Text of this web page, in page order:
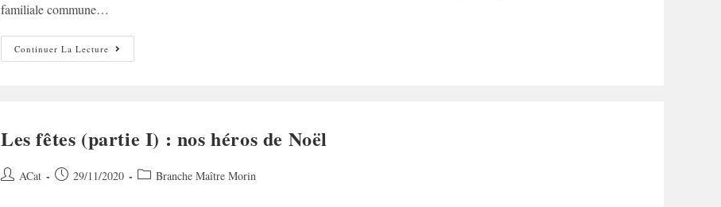
familiale commune…
Continuer La Lecture Les
Fêtes
Noël
Les fêtes (partie I) : nos héros de Noël
Auteur/autrice
ACat
Post 29/11/2020
Post Branche Maître Morin